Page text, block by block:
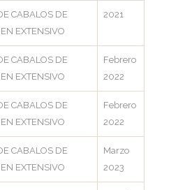
CABALOS DE
EXTENSIVO
2021
CABALOS DE
EXTENSIVO
Febrero
2022
CABALOS DE
EXTENSIVO
Febrero
2022
CABALOS DE
EXTENSIVO
Marzo
2023